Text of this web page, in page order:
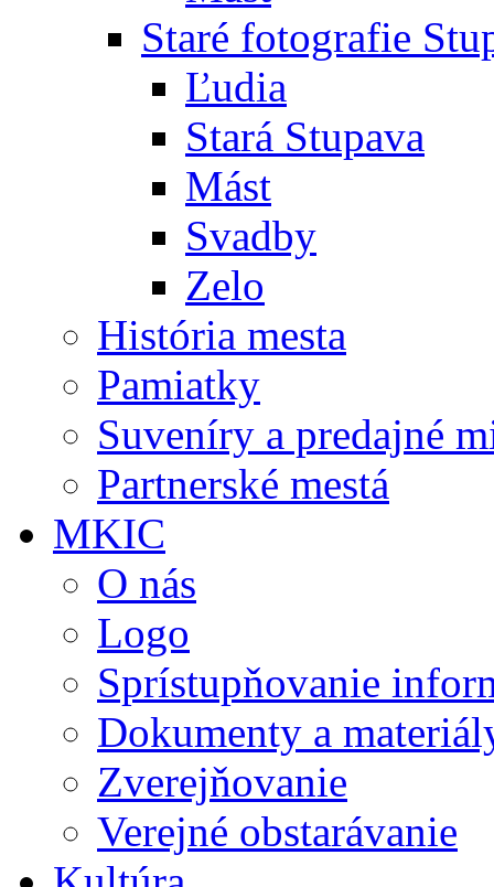
Staré fotografie
Ľudia
Stará Stupava
Mást
Svadby
Zelo
História mesta
Pamiatky
Suveníry a predajné
Partnerské mestá
MKIC
O nás
Logo
Sprístupňovanie
Dokumenty a
Zverejňovanie
Verejné obstarávanie